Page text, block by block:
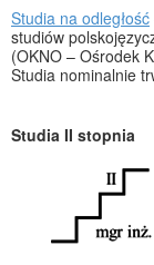
Studia na odległość
studiów
(OKNO – Ośrodek
Studia nominalnie
Studia II stopnia